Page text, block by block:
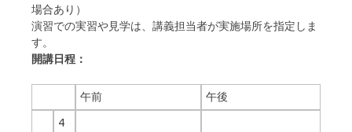
場合あり）
演習での実習や見学は、講義担当者が実施場所を指定しま
す。
開講日程：
午前 午後
4